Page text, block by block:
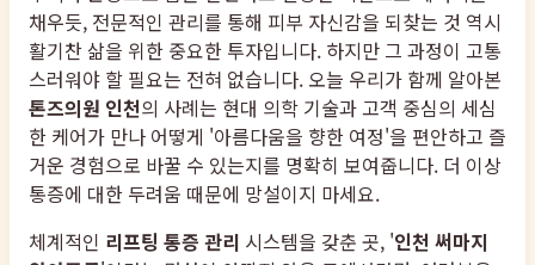
채우듯, 전문적인 관리를 통해 피부 자신감을 되찾는 것 역시
활기찬 삶을 위한 중요한 투자입니다. 하지만 그 과정이 고통
스러워야 할 필요는 전혀 없습니다. 오늘 우리가 함께 알아본
톤즈의원 인천의 사례는 현대 의학 기술과 고객 중심의 세심
한 케어가 만나 어떻게 '아름다움을 향한 여정'을 편안하고 즐
거운 경험으로 바꿀 수 있는지를 명확히 보여줍니다. 더 이상
통증에 대한 두려움 때문에 망설이지 마세요.
체계적인 리프팅 통증 관리 시스템을 갖춘 곳, '인천 써마지